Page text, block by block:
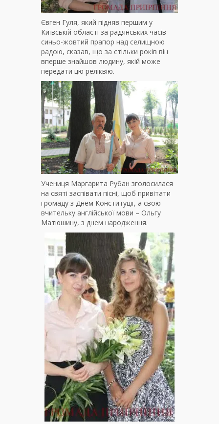
Євген Гуля, який підняв першим у
Київській області за радянських часів
синьо-жовтий прапор над селищною
радою, сказав, що за стільки років він
вперше знайшов людину, якій може
передати цю реліквію.
Учениця Маргарита Рубан зголосилася
на святі заспівати пісні, щоб привітати
громаду з Днем Конституції, а свою
вчительку англійської мови – Ольгу
Матюшину, з днем народження.